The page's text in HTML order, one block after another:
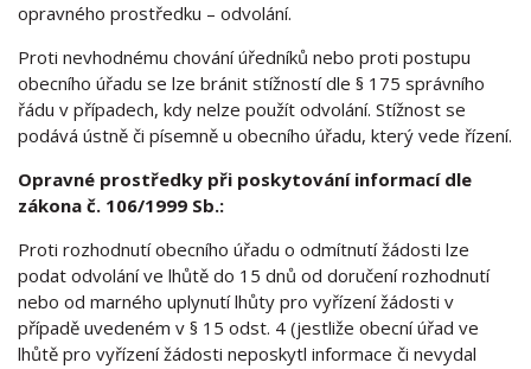
opravného prostředku – odvolání.
Proti nevhodnému chování úředníků nebo proti postupu
obecního úřadu se lze bránit stížností dle § 175 správního
řádu v případech, kdy nelze použít odvolání. Stížnost se
podává ústně či písemně u obecního úřadu, který vede řízení.
Opravné prostředky při poskytování informací dle
zákona č. 106/1999 Sb.:
Proti rozhodnutí obecního úřadu o odmítnutí žádosti lze
podat odvolání ve lhůtě do 15 dnů od doručení rozhodnutí
nebo od marného uplynutí lhůty pro vyřízení žádosti v
případě uvedeném v § 15 odst. 4 (jestliže obecní úřad ve
lhůtě pro vyřízení žádosti neposkytl informace či nevydal